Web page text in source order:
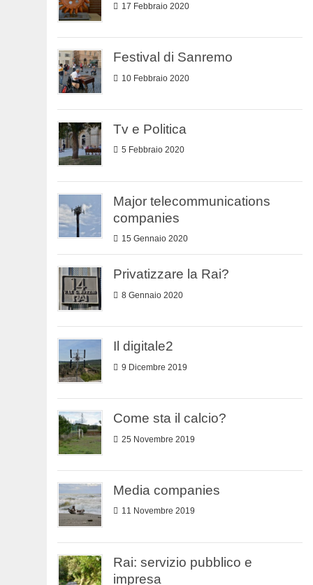
17 Febbraio 2020
Festival di Sanremo
10 Febbraio 2020
Tv e Politica
5 Febbraio 2020
Major telecommunications
companies
15 Gennaio 2020
Privatizzare la Rai?
8 Gennaio 2020
Il digitale2
9 Dicembre 2019
Come sta il calcio?
25 Novembre 2019
Media companies
11 Novembre 2019
Rai: servizio pubblico e
impresa